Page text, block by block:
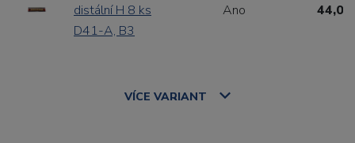
distální H 8 ks
D41-A, B3
Ano 44,00
VÍCE VARIANT